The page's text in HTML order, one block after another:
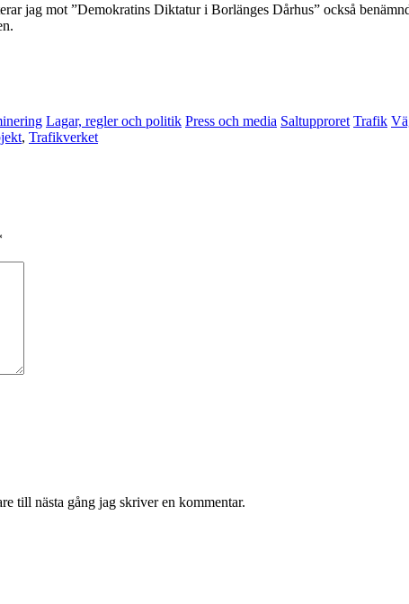
jag mot ”Demokratins Diktatur i Borlänges Dårhus” också
Lagar, regler och politik Press och media Saltupproret Trafik
, Trafikverket
till nästa gång jag skriver en kommentar.